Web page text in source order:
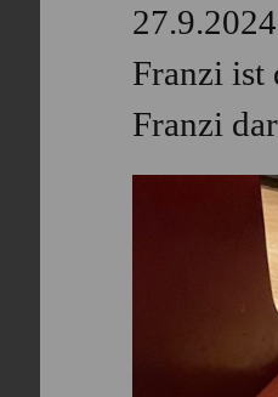
Franzi ist
Franzi